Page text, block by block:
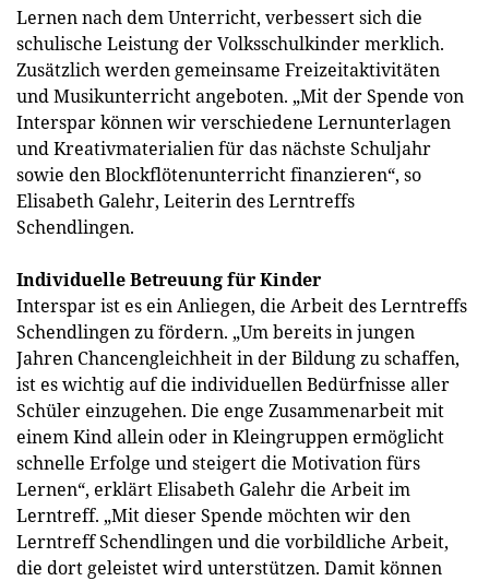
Lernen nach dem Unterricht, verbessert sich die
schulische Leistung der Volksschulkinder merklich.
Zusätzlich werden gemeinsame Freizeitaktivitäten
und Musikunterricht angeboten. „Mit der Spende von
Interspar können wir verschiedene Lernunterlagen
und Kreativmaterialien für das nächste Schuljahr
sowie den Blockflötenunterricht finanzieren“, so
Elisabeth Galehr, Leiterin des Lerntreffs
Schendlingen.
Individuelle Betreuung für Kinder
Interspar ist es ein Anliegen, die Arbeit des Lerntreffs
Schendlingen zu fördern. „Um bereits in jungen
Jahren Chancengleichheit in der Bildung zu schaffen,
ist es wichtig auf die individuellen Bedürfnisse aller
Schüler einzugehen. Die enge Zusammenarbeit mit
einem Kind allein oder in Kleingruppen ermöglicht
schnelle Erfolge und steigert die Motivation fürs
Lernen“, erklärt Elisabeth Galehr die Arbeit im
Lerntreff. „Mit dieser Spende möchten wir den
Lerntreff Schendlingen und die vorbildliche Arbeit,
die dort geleistet wird unterstützen. Damit können